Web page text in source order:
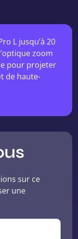
L jusqu’à 20
zoom
pour projeter
de haute-
sur ce
une